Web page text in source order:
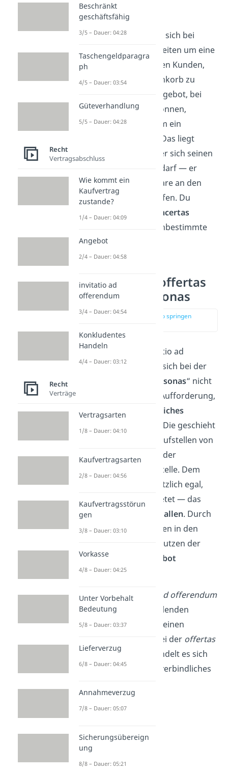
Ebay
Grundsätzlich handelt es sich bei
Angeboten auf Internetseiten um eine
bloße
an den Kunden,
die Ware in seinen Warenkorb zu
legen. Bei einem Ebay Angebot, bei
dem die Käufer bieten können,
handelt es sich jedoch um ein
. Das liegt
daran, dass der Verkäufer sich seinen
Käufer nicht aussuchen darf — er
muss die angebotene Ware an den
Höchstbietenden verkaufen. Du
nennst das
offertas ad incertas
(Angebot an unbestimmte
Personen).
Unterschied zu offertas
ad incertas personas
zur Stelle im Video springen
Im Gegensatz zur „invitatio ad
offerendum“ handelt es sich bei der
„
offertas ad incertas personas“ nicht
um eine unverbindliche Aufforderung,
sondern um ein
verbindliches
). Die geschieht
zum Beispiel durch das Aufstellen von
Süßigkeitenautomaten oder
Zapfsäulen an der Tankstelle. Dem
Verkäufer ist es grundsätzlich egal,
wem er seine Ware anbietet — das
Angebot gilt gegenüber allen. Durch
das Einwerfen von Münzen in den
Automaten oder das Benutzen der
Zapfsäule wird das
Angebot
angenommen.
Merke!Bei derinvitatio ad offerendum
gibt es aufgrund des fehlenden
Rechtsbindungswillens keinen
verbindlichen Vertrag. Bei der offertas
ad incertas personas
handelt es sich
hingegen schon um ein verbindliches
Beschränkt
geschäftsfähig
3/5 – Dauer: 04:28
Taschengeldparagra
ph
4/5 – Dauer: 03:54
Güteverhandlung
5/5 – Dauer: 04:28
Recht
Vertragsabschluss
Wie kommt ein
Kaufvertrag
zustande?
1/4 – Dauer: 04:09
Angebot
2/4 – Dauer: 04:58
invitatio ad
offerendum
3/4 – Dauer: 04:54
Konkludentes
Handeln
4/4 – Dauer: 03:12
Recht
Verträge
Vertragsarten
1/8 – Dauer: 04:10
Kaufvertragsarten
2/8 – Dauer: 04:56
Kaufvertragsstörun
gen
3/8 – Dauer: 03:10
Vorkasse
4/8 – Dauer: 04:25
Unter Vorbehalt
Bedeutung
5/8 – Dauer: 03:37
Lieferverzug
6/8 – Dauer: 04:45
Annahmeverzug
7/8 – Dauer: 05:07
Sicherungsübereign
ung
8/8 – Dauer: 05:21